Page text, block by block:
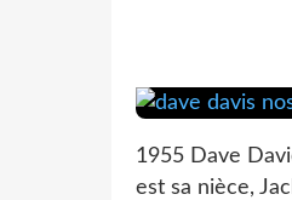
1955 Dave
est sa nièce,